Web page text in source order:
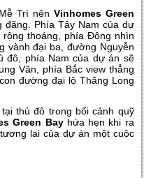
Trì nên Vinhomes Green
đãng. Phía Tây Nam của dự
thoáng, phía Đông nhìn
vành đại ba, đường Nguyễn
đô, phía Nam của dự án sẽ
Văn, phía Bắc view thẳng
đường đại lộ Thăng Long
thủ đô trong bối cảnh quỹ
Green Bay hứa hẹn khi ra
lai của dự án một cuộc